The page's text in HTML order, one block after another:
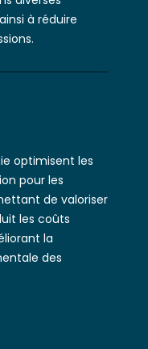
à réduire
optimisent les
pour les
de valoriser
les coûts
la
des